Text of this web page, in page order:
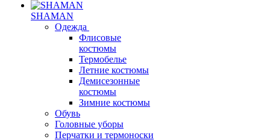
SHAMAN
Одежда
Флисовые
костюмы
Термобелье
Летние костюмы
Демисезонные
костюмы
Зимние костюмы
Обувь
Головные уборы
Перчатки и термоноски